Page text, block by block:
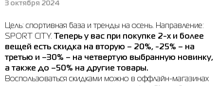
Куртки
Леггинсы
Майки
Плавание
Рюкзаки
Сумки
New Balance
Nike
Puma
Толстовки
Футболки
Ботинки
Новости
Личный кабинет
3 октября 2024
Цель: спортивная база и тренды на осень. Направление:
SPORT CITY.
Теперь у вас при покупке 2-х и более
вещей есть скидка на вторую – 20%, -25% – на
третью и –30% – на четвертую выбранную новинку,
а также до –50% на другие товары.
Воспользоваться скидками можно в оффлайн-магазинах